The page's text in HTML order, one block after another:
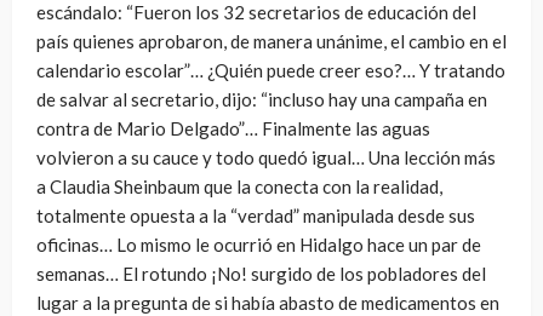
escándalo: “Fueron los 32 secretarios de educación del
país quienes aprobaron, de manera unánime, el cambio en el
calendario escolar”… ¿Quién puede creer eso?… Y tratando
de salvar al secretario, dijo: “incluso hay una campaña en
contra de Mario Delgado”… Finalmente las aguas
volvieron a su cauce y todo quedó igual… Una lección más
a Claudia Sheinbaum que la conecta con la realidad,
totalmente opuesta a la “verdad” manipulada desde sus
oficinas… Lo mismo le ocurrió en Hidalgo hace un par de
semanas… El rotundo ¡No! surgido de los pobladores del
lugar a la pregunta de si había abasto de medicamentos en